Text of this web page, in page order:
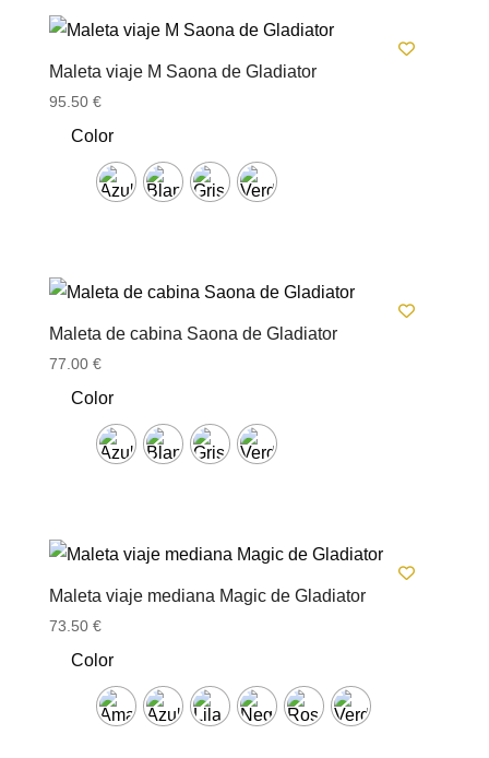
Maleta viaje M Saona de Gladiator
95.50 €
Color
Maleta de cabina Saona de Gladiator
77.00 €
Color
Maleta viaje mediana Magic de Gladiator
73.50 €
Color